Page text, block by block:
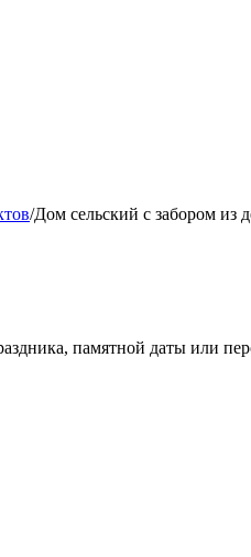
/Дом сельский с забором из
памятной даты или